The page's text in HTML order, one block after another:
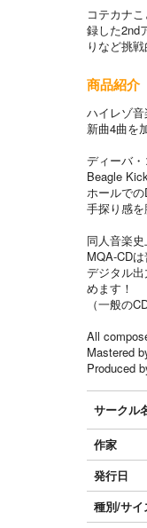
コテカナ
録した2nd
りなど挑
商品紹介
ハイレゾ
新曲4曲を
ディーバ・
Beagle
ホールでの
手探り感を
同人音楽
MQA-CD
デジタル
めます！
（一般の
All
Mastered
Produced
サークル
作家
発行日
種別/サイ